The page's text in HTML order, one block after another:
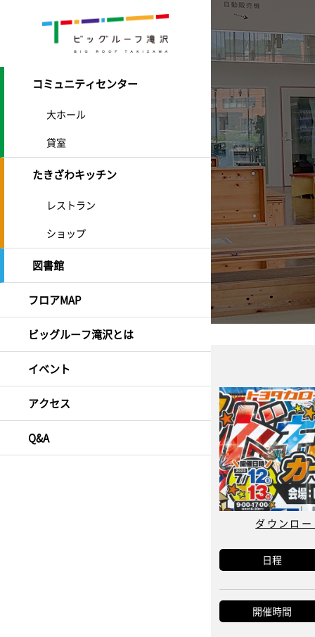
コミュニティセンター
大ホール
貸室
たきざわキッチン
レストラン
ショップ
図書館
フロアMAP
ビッグルーフ滝沢とは
イベント
アクセス
Q&A
ダウンロ
日程
開催時間